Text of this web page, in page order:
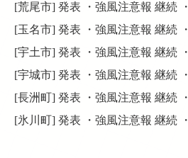
[荒尾市] 発表 ・強風注意報 継続
[玉名市] 発表 ・強風注意報 継続
[宇土市] 発表 ・強風注意報 継続
[宇城市] 発表 ・強風注意報 継続
[長洲町] 発表 ・強風注意報 継続
[氷川町] 発表 ・強風注意報 継続